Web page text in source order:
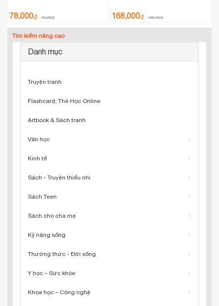
78,000₫ 92,000₫ 168,000₫ 198,000₫
Tìm kiếm nâng cao
Danh mục
Truyện tranh
Flashcard, Thẻ Học Online
Artbook & Sách tranh
Văn học
Kinh tế
Sách - Truyện thiếu nhi
Sách Teen
Sách cho cha mẹ
Kỹ năng sống
Thường thức - Đời sống
Y học – Sức khỏe
Khoa học – Công nghệ